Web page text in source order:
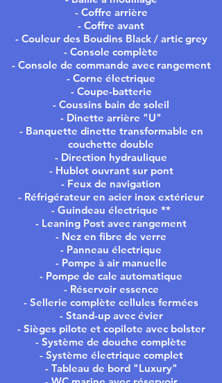
- Coffre arrière
- Coffre avant
- Couleur des Boudins Black / artic grey
- Console complète
- Console de commande avec rangement
- Corne électrique
- Coupe-batterie
- Coussins bain de soleil
- Dinette arrière "U"
- Banquette dinette transformable en
couchette double
- Direction hydraulique
- Hublot ouvrant sur pont
- Feux de navigation
- Réfrigérateur en acier inox extérieur
- Guindeau électrique **
- Leaning Post avec rangement
- Nez en fibre de verre
- Panneau électrique
- Pompe à air manuelle
- Pompe de cale automatique
- Réservoir essence
- Sellerie complète cellules fermées
- Stand-up avec évier
- Sièges pilote et copilote avec bolster
- Système de douche complète
- Système électrique complet
- Tableau de bord "Luxury"